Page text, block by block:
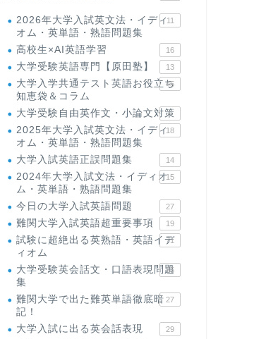
2026年大学入試英文法・イディ
オム・英単語・熟語問題集
11
高校生×AI英語学習 16
大学受験英語専門【原田塾】 13
大学入学共通テスト英語お役立ち
知恵袋＆コラム
45
大学受験自由英作文・小論文対策
8
2025年大学入試英文法・イディ
オム・英単語・熟語問題集
18
大学入試英語正誤問題集 14
2024年大学入試文法・イディオ
ム・英単語・熟語問題集
15
今日の大学入試英語問題 27
難関大学入試英語超重要事項 19
試験に超絶出る英熟語・英語イデ
ィオム
71
大学受験英会話文・口語表現問題
集
35
難関大学で出た難英単語徹底暗
記！
27
大学入試に出る英会話表現 29